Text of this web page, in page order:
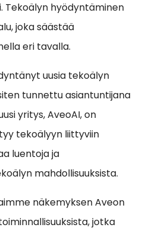
Tekoälyn hyödyntäminen
joka säästää
eri tavalla.
uusia tekoälyn
tunnettu asiantuntijana
yritys, AveoAI, on
tekoälyyn liittyviin
luentoja ja
mahdollisuuksista.
näkemyksen Aveon
jotka